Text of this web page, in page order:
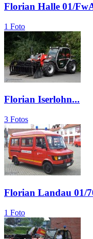
Florian Halle 01/
1 Foto
Florian Iserlohn...
3 Fotos
Florian Landau 01/
1 Foto